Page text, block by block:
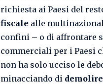
richiesta ai Paesi del
fiscale alle
confini – o di affrontare
commerciali per i Paesi
non ha solo ucciso le
minacciando di